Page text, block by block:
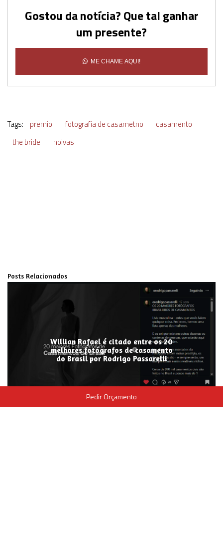
Gostou da notícia? Que tal ganhar
um presente?
ME CHAME AQUI!
Tags: premio fotografia de casametno
casamento
the bride
noivas
Posts Relacionados
Willian Rafael é citado entre os 20
melhores fotógrafos de casamento
do Brasil por Rodrigo Passarelli
Pedir Orçamento